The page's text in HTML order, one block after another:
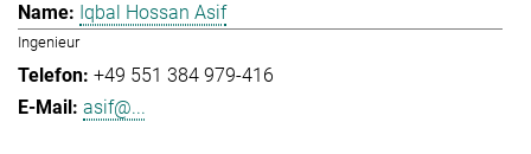
Iqbal Hossan Asif
Ingenieur
+49 551 384 979-416
asif@...